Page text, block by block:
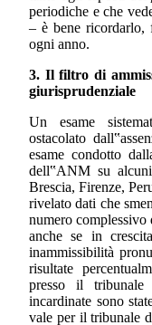
periodiche e che
– è bene
ogni anno.
3. Il filtro di
giurisprudenziale
Un esame
ostacolato
esame condotto
dell‟ANM su
Brescia, Firenze,
rivelato dati che
numero
anche se in
inammissibilità
risultate
presso il
incardinate sono
vale per il tribunale